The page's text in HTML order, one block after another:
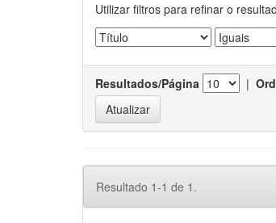
Utilizar filtros para refinar o
Resultados/Página |
Resultado 1-1 de 1.